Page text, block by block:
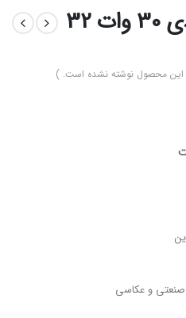
LED 30W ال ای دی 30 وات 32
این محصول نوشته نشده است. )
صنعتی و عکاسی